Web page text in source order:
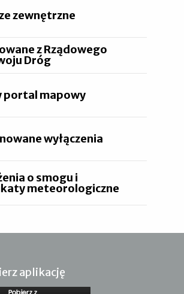
zewnętrzne
z Rządowego
Dróg
portal mapowy
wyłączenia
o smogu i
meteorologiczne
aplikację